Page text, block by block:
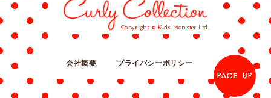
Copyright © Kids Monster Ltd.
会社概要
プライバシーポリシー
PAGE UP